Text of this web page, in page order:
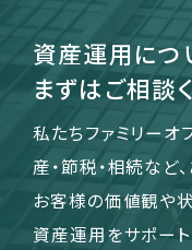
資産運用につ
まずはご相談
私たちファミリーオ
産・節税・相続など
お客様の価値観や
資産運用をサポート